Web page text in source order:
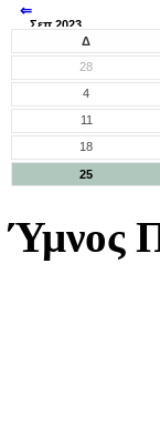
⇐
Σεπ 2023
Δ
28
4
11
18
25
Ύμνος